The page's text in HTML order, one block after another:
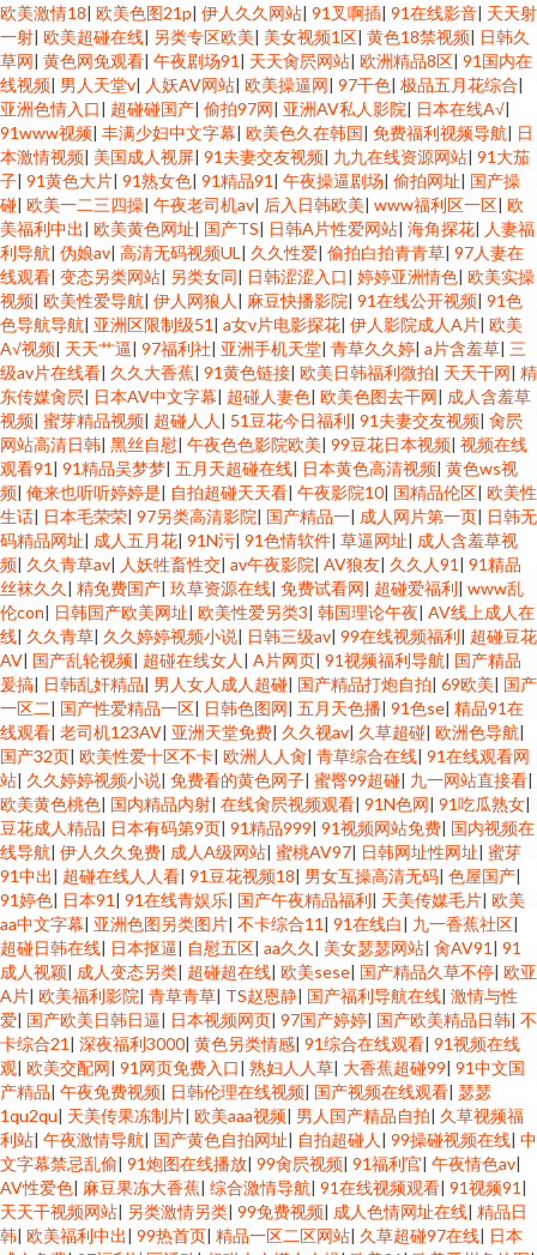
欧美激情18| 欧美色图21p| 伊人久久网站| 91叉啊插| 91在线影音| 天天射
一射| 欧美超碰在线| 另类专区欧美| 美女视频1区| 黄色18禁视频| 日韩久
草网| 黄色网免观看| 午夜剧场91 | 天天肏屄网站| 欧洲精品8区| 91国内在
线视频| 男人天堂v| 人妖AV网站| 欧美操逼网| 97干色| 极品五月花综合|
亚洲色情入口| 超碰碰国产| 偷拍97网| 亚洲AV私人影院| 日本在线A√|
91www视频| 丰满少妇中文字幕| 欧美色久在韩国| 免费福利视频导航| 日
本激情视频| 美国成人视屏| 91夫妻交友视频| 九九在线资源网站| 91大茄
子| 91黄色大片| 91熟女色| 91精品91 | 午夜操逼剧场| 偷拍网址| 国产操
碰| 欧美一二三四操| 午夜老司机av| 后入日韩欧美| www福利区一区| 欧
美福利中出| 欧美黄色网址| 国产TS| 日韩A片性爱网站| 海角探花| 人妻福
利导航| 伪娘av| 高清无码视频UL| 久久性爱| 偷拍白拍青青草| 97人妻在
线观看| 变态另类网站| 另类女同| 日韩涩涩入口| 婷婷亚洲情色| 欧美实操
视频| 欧美性爱导航| 伊人网狼人 | 麻豆快播影院| 91在线公开视频| 91色
色导航导航| 亚洲区限制级51 | a女v片电影探花| 伊人影院成人A片| 欧美
A√视频| 天天艹逼| 97福利社| 亚洲手机天堂| 青草久久婷| a片含羞草| 三
级av片在线看| 久久大香蕉| 91黄色链接| 欧美日韩福利微拍| 天天干网| 精
东传媒肏屄| 日本AV中文字幕| 超碰人妻色| 欧美色图去干网| 成人含羞草
视频| 蜜芽精品视频| 超碰人人 | 51豆花今日福利| 91夫妻交友视频| 肏屄
网站高清日韩| 黑丝自慰| 午夜色色影院欧美| 99豆花日本视频| 视频在线
观看91 | 91精品吴梦梦| 五月天超碰在线| 日本黄色高清视频| 黄色ws视
频| 俺来也听听婷婷是| 自拍超碰天天看| 午夜影院10| 国精品伦区| 欧美性
生话| 日本毛荣荣| 97另类高清影院| 国产精品一| 成人网片第一页| 日韩无
码精品网址| 成人五月花| 91N污| 91色情软件| 草逼网址| 成人含羞草视
频| 久久青草av| 人妖牲畜性交| av午夜影院| AV狼友| 久久人91 | 91精品
丝袜久久 | 精免费国产| 玖草资源在线| 免费试看网| 超碰爱福利| www乱
伦con| 日韩国产欧美网址| 欧美性爱另类3| 韩国理论午夜| AV线上成人在
线| 久久青草| 久久婷婷视频小说| 日韩三级av| 99在线视频福利| 超碰豆花
AV| 国产乱轮视频| 超碰在线女人 | A片网页| 91视频福利导航| 国产精品
爰搞| 日韩乱奸精品| 男人女人成人超碰| 国产精品打炮自拍| 69欧美| 国产
一区二| 国产性爱精品一区| 日韩色图网| 五月天色播| 91色se| 精品91在
线观看| 老司机123AV| 亚洲天堂免费| 久久视av| 久草超碰| 欧洲色导航|
国产32页| 欧美性爱十区不卡| 欧洲人人肏| 青草综合在线| 91在线观看网
站| 久久婷婷视频小说| 免费看的黄色网子| 蜜臀99超碰| 九一网站直接看|
欧美黄色桃色| 国内精品内射| 在线肏屄视频观看| 91N色网| 91吃瓜熟女|
豆花成人精品| 日本有码第9页| 91精品999| 91视频网站免费| 国内视频在
线导航| 伊人久久免费| 成人A级网站| 蜜桃AV97| 日韩网址性网址| 蜜芽
91中出| 超碰在线人人看| 91豆花视频18| 男女互操高清无码| 色屋国产|
91婷色| 日本91 | 91在线青娱乐| 国产午夜精品福利| 天美传媒毛片| 欧美
aa中文字幕| 亚洲色图另类图片| 不卡综合11 | 91在线白| 九一香蕉社区|
超碰日韩在线| 日本抠逼| 自慰五区| aa久久 | 美女瑟瑟网站| 肏AV91 | 91
成人视颖| 成人变态另类| 超碰超在线| 欧美sese| 国产精品久草不停| 欧亚
A片| 欧美福利影院| 青草青草| TS赵恩静| 国产福利导航在线| 激情与性
爱| 国产欧美日韩日逼| 日本视频网页| 97国产婷婷| 国产欧美精品日韩| 不
卡综合21 | 深夜福利3000| 黄色另类情感| 91综合在线观看| 91视频在线
观| 欧美交配网| 91网页免费入口| 熟妇人人草| 大香蕉超碰99| 91中文国
产精品| 午夜免费视频| 日韩伦理在线视频| 国产视频在线观看| 瑟瑟
1qu2qu| 天美传果冻制片| 欧美aaa视频| 男人国产精品自拍| 久草视频福
利站| 午夜激情导航| 国产黄色自拍网址| 自拍超碰人 | 99操碰视频在线| 中
文字幕禁忌乱偷| 91炮图在线播放| 99肏屄视频| 91福利官| 午夜情色av|
AV性爱色| 麻豆果冻大香蕉| 综合激情导航| 91在线视频观看| 91视频91 |
天天干视频网站| 另类激情另类| 99免费视频| 成人色情网址在线| 精品日
韩| 欧美福利中出| 99热首页| 精品一区二区网站| 久草超碰97在线| 日本